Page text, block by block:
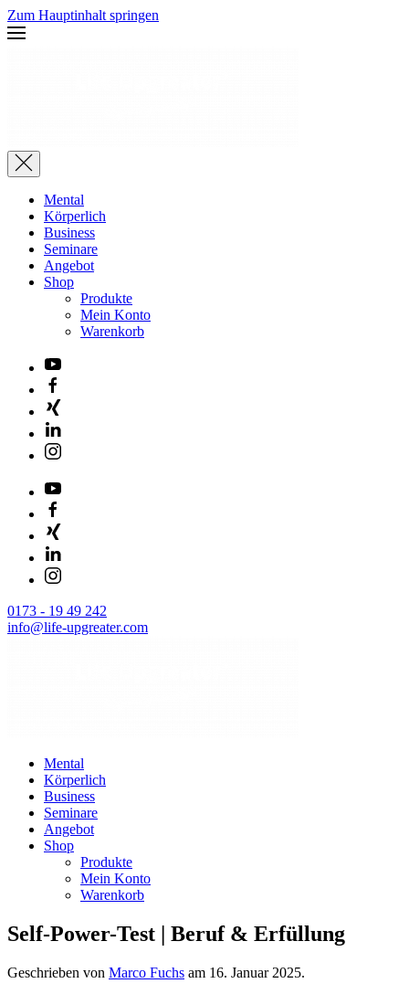
Zum Hauptinhalt springen
Mental
Körperlich
Business
Seminare
Angebot
Shop
Produkte
Mein Konto
Warenkorb
0173 - 19 49 242
info@life-upgreater.com
Mental
Körperlich
Business
Seminare
Angebot
Shop
Produkte
Mein Konto
Warenkorb
Self-Power-Test | Beruf & Erfüllung
Geschrieben von Marco Fuchs am 16. Januar 2025.